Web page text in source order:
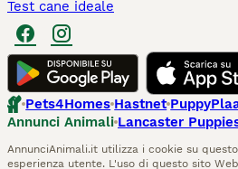
Test cane ideale
Pets4Homes Hastnet
Annunci Animali Lancaster
AnnunciAnimali.it utilizza i cookie su
esperienza utente. L'uso di questo sito